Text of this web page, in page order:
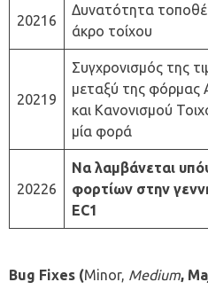
20216
Δυνατότητα
άκρο τοίχου
20219
Συγχρονισμός της
μεταξύ της φόρμας
και Κανονισμού
μία φορά
20226
Να λαμβάνεται
φορτίων στην
EC1
Bug Fixes (Minor, Medium,